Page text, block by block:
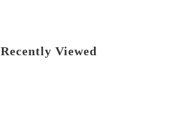
Recently Viewed